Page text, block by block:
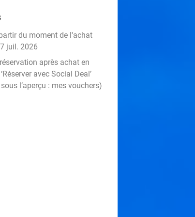
du moment de l'achat
juil. 2026
réservation après achat en
avec Social Deal’
l’aperçu : mes vouchers)